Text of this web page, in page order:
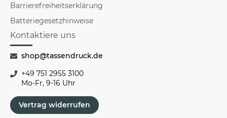
Barrierefreiheitserklärung
Batteriegesetzhinweise
Kontaktiere uns
shop@tassendruck.de
+49 751 2955 3100
Mo-Fr, 9-16 Uhr
Vertrag widerrufen